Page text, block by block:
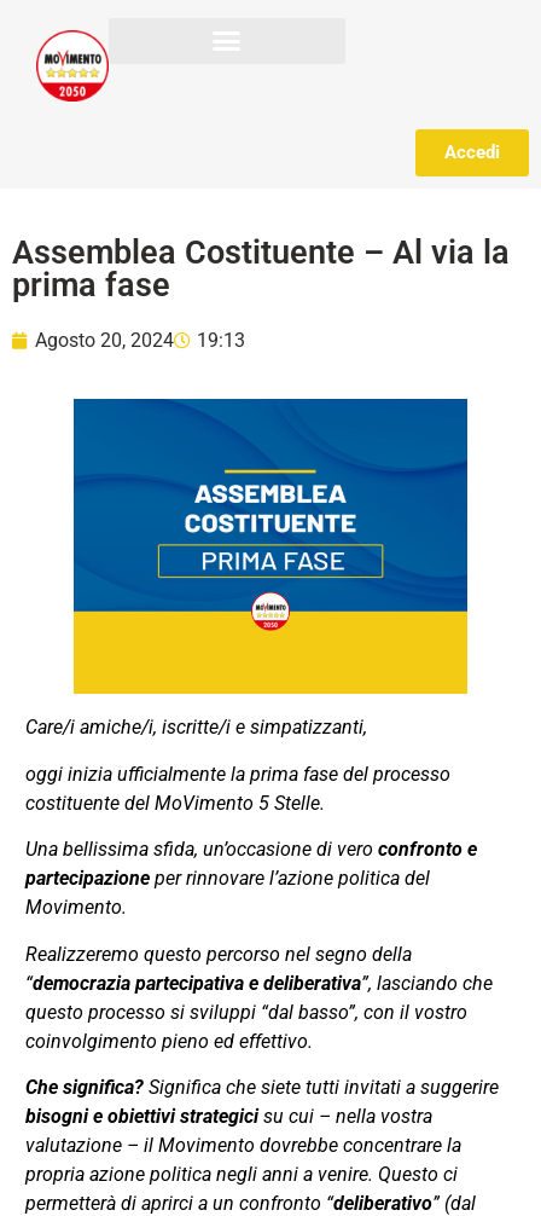
Accedi
Assemblea Costituente – Al via la
prima fase
Agosto 20, 2024 19:13
Care/i amiche/i, iscritte/i e simpatizzanti,
oggi inizia ufficialmente la prima fase del processo
costituente del MoVimento 5 Stelle.
Una bellissima sfida, un’occasione di vero confronto e
partecipazioneper rinnovare l’azione politica del
Movimento.
Realizzeremo questo percorso nel segno della
“democrazia partecipativa e deliberativa”, lasciando che
questo processo si sviluppi “dal basso”, con il vostro
coinvolgimento pieno ed effettivo.
Che significa? Significa che siete tutti invitati a suggerire
bisogni e obiettivi strategicisu cui – nella vostra
valutazione – il Movimento dovrebbe concentrare la
propria azione politica negli anni a venire. Questo ci
permetterà di aprirci a un confronto “deliberativo” (dal